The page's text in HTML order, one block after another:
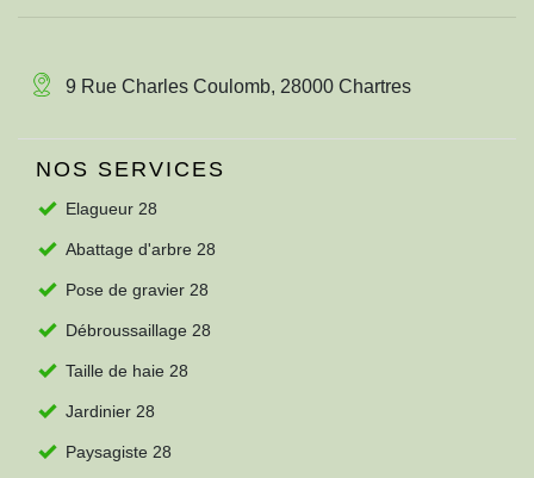
9 Rue Charles Coulomb, 28000 Chartres
NOS SERVICES
Elagueur 28
Abattage d'arbre 28
Pose de gravier 28
Débroussaillage 28
Taille de haie 28
Jardinier 28
Paysagiste 28